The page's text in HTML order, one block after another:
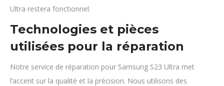
Ultra restera fonctionnel.
Technologies et pièces
utilisées pour la réparation
Notre service de réparation pour Samsung S23 Ultra met
l’accent sur la qualité et la précision. Nous utilisons des